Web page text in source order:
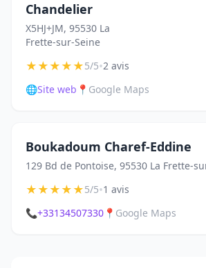
Chandelier
X5HJ+JM, 95530 La
Frette-sur-Seine
★★★★★5/5•2 avis
🌐Site web 📍 Google Maps
Boukadoum Charef-Eddine
129 Bd de Pontoise, 95530 La Frette-
★★★★★5/5•1 avis
📞+33134507330 📍 Google Maps